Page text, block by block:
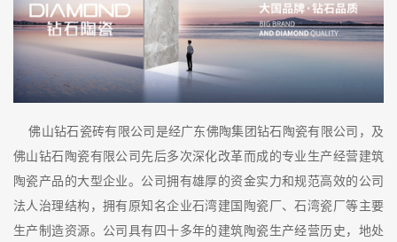
佛山钻石瓷砖有限公司是经广东佛陶集团钻石陶瓷有限公司，及
佛山钻石陶瓷有限公司先后多次深化改革而成的专业生产经营建筑
陶瓷产品的大型企业。公司拥有雄厚的资金实力和规范高效的公司
法人治理结构，拥有原知名企业石湾建国陶瓷厂、石湾瓷厂等主要
生产制造资源。公司具有四十多年的建筑陶瓷生产经营历史，地处